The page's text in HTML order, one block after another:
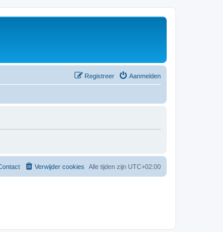
Aanmelden
Registreer
Alle tijden zijn UTC+02:00
Verwijder cookies